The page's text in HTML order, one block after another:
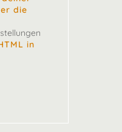
die
in